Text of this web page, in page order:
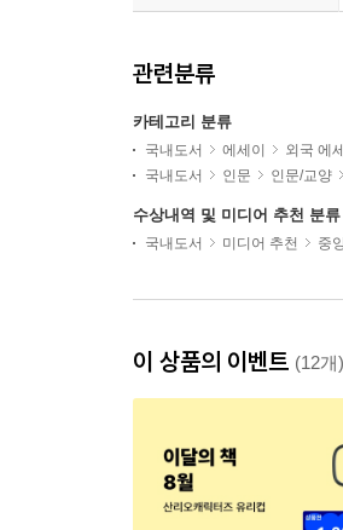
관련분류
카테고리 분류
국내도서 에세이
외국 에
국내도서
인문 인문/교양
수상내역 및 미디어 추천 분류
국내도서 미디어 추천 중
이 상품의 이벤트 (12개)